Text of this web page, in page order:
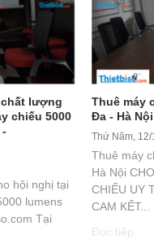
lượng
chiếu 5000
hội nghị tại
lumens
Tại
Thuê máy
Đa - Hà
Thứ Năm,
Thuê máy
Hà Nội
CHIẾU UY
CAM KẾT...
Đọc tiếp